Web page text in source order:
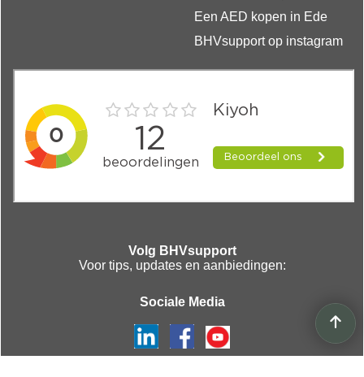
Een AED kopen in Ede
BHVsupport op instagram
Volg BHVsupport
Voor tips, updates en aanbiedingen:
Sociale Media